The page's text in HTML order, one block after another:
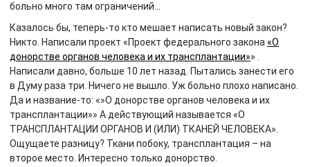
больно много там ограничений…
Казалось бы, теперь-то кто мешает написать новый закон?
Никто. Написали проект «Проект федерального закона «О
донорстве органов человека и их трансплантации»» .
Написали давно, больше 10 лет назад. Пытались занести его
в Думу раза три. Ничего не вышло. Уж больно плохо написано.
Да и название-то: «»О донорстве органов человека и их
трансплантации»» А действующий называется «О
ТРАНСПЛАНТАЦИИ ОРГАНОВ И (ИЛИ) ТКАНЕЙ ЧЕЛОВЕКА».
Ощущаете разницу? Ткани побоку, трансплантация – на
второе место. Интересно только донорство.